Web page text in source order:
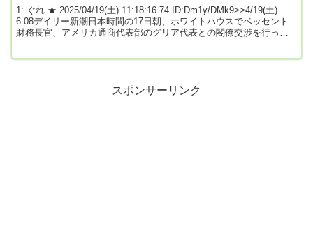
ールは当たり前」
1: ぐれ ★ 2025/04/19(土) 11:18:16.74 ID:Dm1y/DMk9>>4/19(土)
6:08デイリー新潮日本時間の17日朝、ホワイトハウスでベッセント
財務長官、アメリカ通商代表部のグリア代表との閣僚交渉を行った
スポンサーリンク